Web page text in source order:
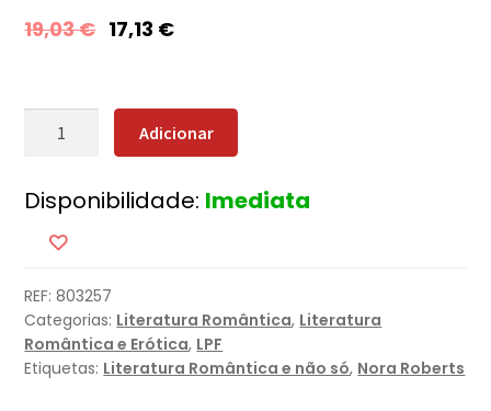
19,03€ 17,13 €
Quantidade
Villa
Adicionar
Disponibilidade: Imediata
REF:803257
Categorias: Literatura Romântica, Literatura
Romântica e Erótica, LPF
Etiquetas: Literatura Romântica e não só, Nora Roberts